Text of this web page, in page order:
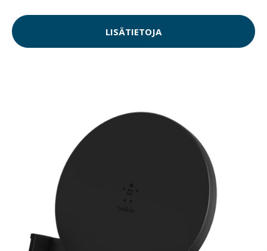
LISÄTIETOJA